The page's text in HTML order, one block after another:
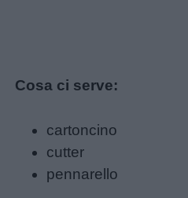
Cosa ci serve:
cartoncino
cutter
pennarello